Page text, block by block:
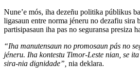
Nune’e mós, iha dezeñu politika públikus
ligasaun entre norma jéneru no dezafiu sira
partisipasaun iha pas no seguransa presiza
“Iha manutensaun no promosaun pás no
jéneru. Iha kontestu Timor-Leste nian, se
sira-nia dignidade”, nia deklara.